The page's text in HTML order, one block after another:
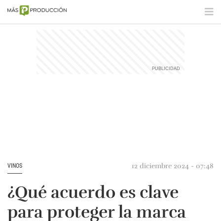
VINOS 12 diciembre 2024 - 07:48
¿Qué acuerdo es clave
para proteger la marca